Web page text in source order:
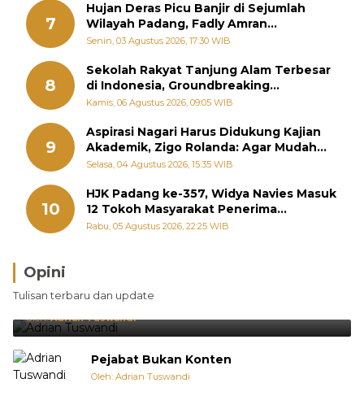
7
Hujan Deras Picu Banjir di Sejumlah
Wilayah Padang, Fadly Amran
Perintahkan OPD Siaga
Senin, 03 Agustus 2026, 17:30 WIB
8
Sekolah Rakyat Tanjung Alam Terbesar
di Indonesia, Groundbreaking
September
Kamis, 06 Agustus 2026, 09:05 WIB
9
Aspirasi Nagari Harus Didukung Kajian
Akademik, Zigo Rolanda: Agar Mudah
Diperjuangkan di Kementerian
Selasa, 04 Agustus 2026, 15:35 WIB
10
HJK Padang ke-357, Widya Navies Masuk
12 Tokoh Masyarakat Penerima
Penghargaan Pemko Padang
Rabu, 05 Agustus 2026, 22:25 WIB
Opini
Tulisan terbaru dan update
Brasil Lebih Diunggulkan, tetapi Jepang Selalu
Punya Cara Membuat Kejutan
Oleh:Adrian Tuswandi
Pejabat Bukan Konten
Oleh: Adrian Tuswandi